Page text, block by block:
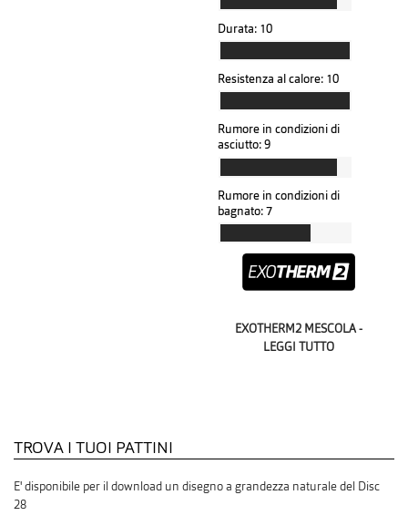
Durata: 10
Resistenza al calore: 10
Rumore in condizioni di
asciutto:9
Rumore in condizioni di
bagnato:7
EXOTHERM2 MESCOLA -
LEGGI TUTTO
TROVA I TUOI PATTINI
E' disponibile per il download un disegno a grandezza naturale del Disc
28